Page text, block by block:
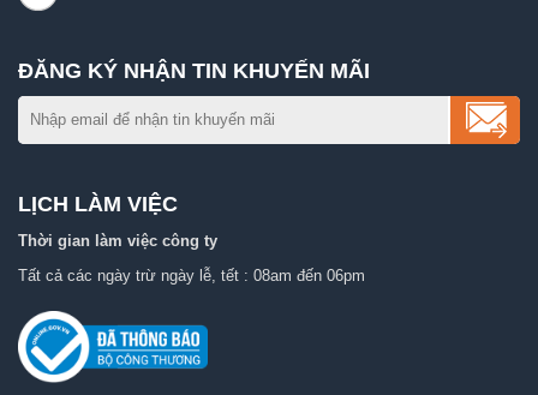
ĐĂNG KÝ NHẬN TIN KHUYẾN MÃI
LỊCH LÀM VIỆC
Thời gian làm việc công ty
Tất cả các ngày trừ ngày lễ, tết : 08am đến 06pm